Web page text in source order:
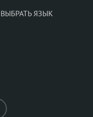
ВЫБРАТЬ ЯЗЫК